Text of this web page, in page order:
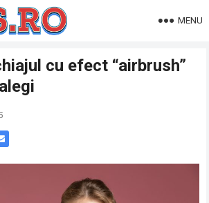
MENU
cu efect “airbrush”